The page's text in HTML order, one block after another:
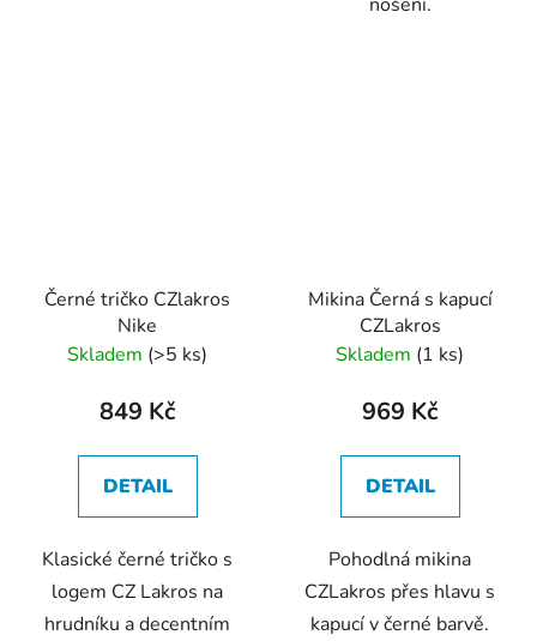
Černé tričko CZlakros
Nike
Skladem (>5 ks)
849 Kč
DETAIL
Klasické černé tričko s
logem CZ Lakros na
hrudníku a decentním
Mikina Černá s kapucí
CZLakros
Skladem (1 ks)
969 Kč
DETAIL
Pohodlná mikina
CZLakros přes hlavu s
kapucí v černé barvě.